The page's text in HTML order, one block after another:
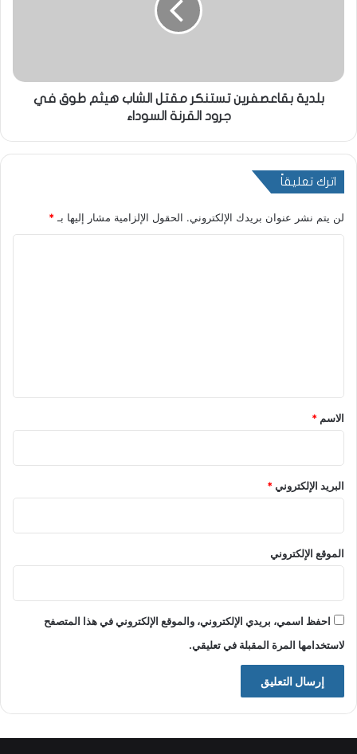
بلدية بقاعصفرين تستنكر مقتل الشاب هيثم طوق في
جرود القرنة السوداء
اترك تعليقاً
لن يتم نشر عنوان بريدك الإلكتروني. الحقول الإلزامية مشار إليها بـ*
*
الاسم *
البريد الإلكتروني*
الموقع الإلكتروني
احفظ اسمي، بريدي الإلكتروني، والموقع الإلكتروني في هذا المتصفح
لاستخدامها المرة المقبلة في تعليقي.